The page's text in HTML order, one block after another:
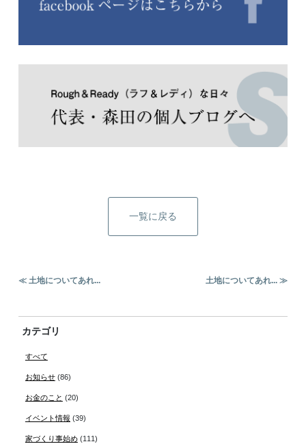
一覧に戻る
≪ 土地についてあれ... 土地についてあれ... ≫
カテゴリ
すべて
お知らせ(86)
お金のこと (20)
イベント情報 (39)
家づくり事始め(111)